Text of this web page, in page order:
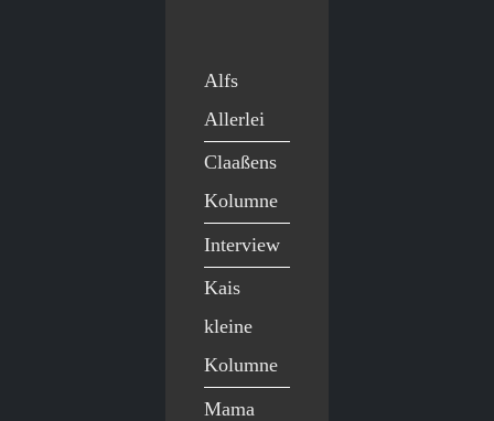
Alfs
Allerlei
Claaßens
Kolumne
Interview
Kais
kleine
Kolumne
Mama